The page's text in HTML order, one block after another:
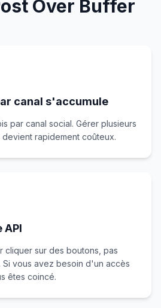
Over Buffer
canal s'accumule
par canal social. Gérer plusieurs
rapidement coûteux.
API
cliquer sur des boutons, pas
Si vous avez besoin d'un accès
êtes coincé.